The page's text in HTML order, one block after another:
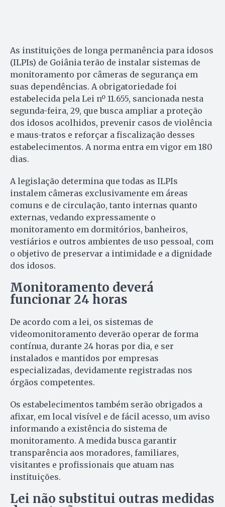
As instituições de longa permanência para idosos
(ILPIs) de Goiânia terão de instalar sistemas de
monitoramento por câmeras de segurança em
suas dependências. A obrigatoriedade foi
estabelecida pela Lei nº 11.655, sancionada nesta
segunda-feira, 29, que busca ampliar a proteção
dos idosos acolhidos, prevenir casos de violência
e maus-tratos e reforçar a fiscalização desses
estabelecimentos. A norma entra em vigor em 180
dias.
A legislação determina que todas as ILPIs
instalem câmeras exclusivamente em áreas
comuns e de circulação, tanto internas quanto
externas, vedando expressamente o
monitoramento em dormitórios, banheiros,
vestiários e outros ambientes de uso pessoal, com
o objetivo de preservar a intimidade e a dignidade
dos idosos.
Monitoramento deverá
funcionar 24 horas
De acordo com a lei, os sistemas de
videomonitoramento deverão operar de forma
contínua, durante 24 horas por dia, e ser
instalados e mantidos por empresas
especializadas, devidamente registradas nos
órgãos competentes.
Os estabelecimentos também serão obrigados a
afixar, em local visível e de fácil acesso, um aviso
informando a existência do sistema de
monitoramento. A medida busca garantir
transparência aos moradores, familiares,
visitantes e profissionais que atuam nas
instituições.
Lei não substitui outras medidas